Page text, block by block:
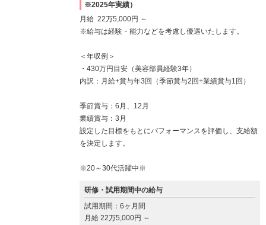
※2025年実績）
月給 22万5,000円 ～
※給与は経験・能力などを考慮し優遇いたします。
＜年収例＞
・430万円目安（美容部員経験3年）
内訳：月給+賞与年3回（季節賞与2回+業績賞与1回）
季節賞与：6月、12月
業績賞与：3月
設定した目標をもとにパフォーマンスを評価し、支給額
を決定します。
※20～30代活躍中※
研修・試用期間中の給与
試用期間：6ヶ月間
月給 22万5,000円 ～